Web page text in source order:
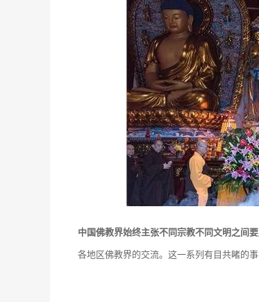
中国佛教界始终主张不同宗教不同文明之间
各地区佛教界的交流。这一系列有目共睹的